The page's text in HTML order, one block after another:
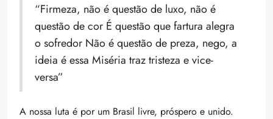
“Firmeza, não é questão de luxo, não é
questão de cor É questão que fartura alegra
o sofredor Não é questão de preza, nego, a
ideia é essa Miséria traz tristeza e vice-
versa”
A nossa luta é por um Brasil livre, próspero e unido.